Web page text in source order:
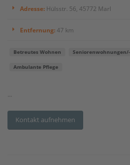
Adresse: Hülsstr. 56, 45772 Marl
Entfernung:47 km
Betreutes Wohnen
Ambulante Pflege
...
Kontakt aufnehmen